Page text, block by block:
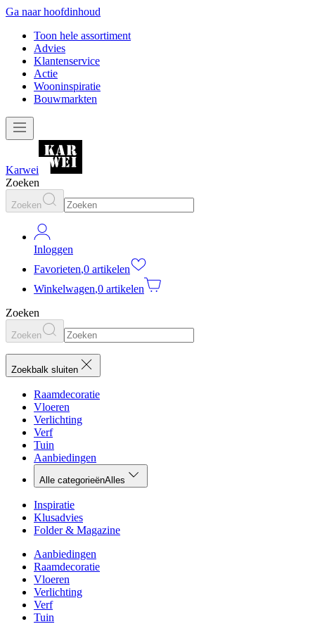
Ga naar hoofdinhoud
Toon hele assortiment
Advies
Klantenservice
Actie
Wooninspiratie
Bouwmarkten
Karwei
Zoeken
Zoeken
Inloggen
Favorieten,0 artikelen
Winkelwagen,0 artikelen
Zoeken
Zoeken
Zoekbalk sluiten
Raamdecoratie
Vloeren
Verlichting
Verf
Tuin
Aanbiedingen
Alle categorieënAlles
Inspiratie
Klusadvies
Folder & Magazine
Aanbiedingen
Raamdecoratie
Vloeren
Verlichting
Verf
Tuin